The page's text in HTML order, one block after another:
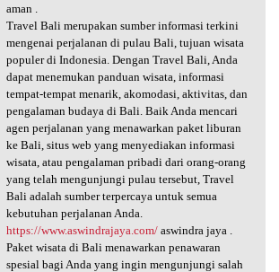
aman .
Travel Bali merupakan sumber informasi terkini
mengenai perjalanan di pulau Bali, tujuan wisata
populer di Indonesia. Dengan Travel Bali, Anda
dapat menemukan panduan wisata, informasi
tempat-tempat menarik, akomodasi, aktivitas, dan
pengalaman budaya di Bali. Baik Anda mencari
agen perjalanan yang menawarkan paket liburan
ke Bali, situs web yang menyediakan informasi
wisata, atau pengalaman pribadi dari orang-orang
yang telah mengunjungi pulau tersebut, Travel
Bali adalah sumber terpercaya untuk semua
kebutuhan perjalanan Anda.
https://www.aswindrajaya.com/aswindra jaya .
Paket wisata di Bali menawarkan penawaran
spesial bagi Anda yang ingin mengunjungi salah